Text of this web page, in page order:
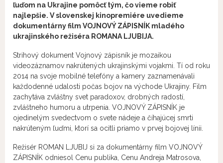
ľuďom na Ukrajine pomôcť tým, čo vieme robiť
najlepšie. V slovenskej kinopremiére uvedieme
dokumentárny film VOJNOVÝ ZÁPISNÍK mladého
ukrajinského režiséra ROMANA LJUBIJA.
Strihový dokument Vojnový zápisník je mozaikou
videozáznamov nakrútených ukrajinskými vojakmi. Tí od roku
2014 na svoje mobilné telefóny a kamery zaznamenávali
každodenné udalosti počas bojov na východe Ukrajiny. Film
zachytáva zvláštny svet paradoxov, drobných radostí,
zvláštneho humoru a utrpenia. VOJNOVÝ ZÁPISNÍK je
ojedinelým svedectvom o svete nádeje a číhajúcej smrti
nakrúteným ľuďmi, ktorí sa ocitli priamo v prvej bojovej línii.
Režisér ROMAN LJUBIJ si za dokumentárny film VOJNOVÝ
ZÁPISNÍK odniesol Cenu publika, Cenu Andreja Matrosova,